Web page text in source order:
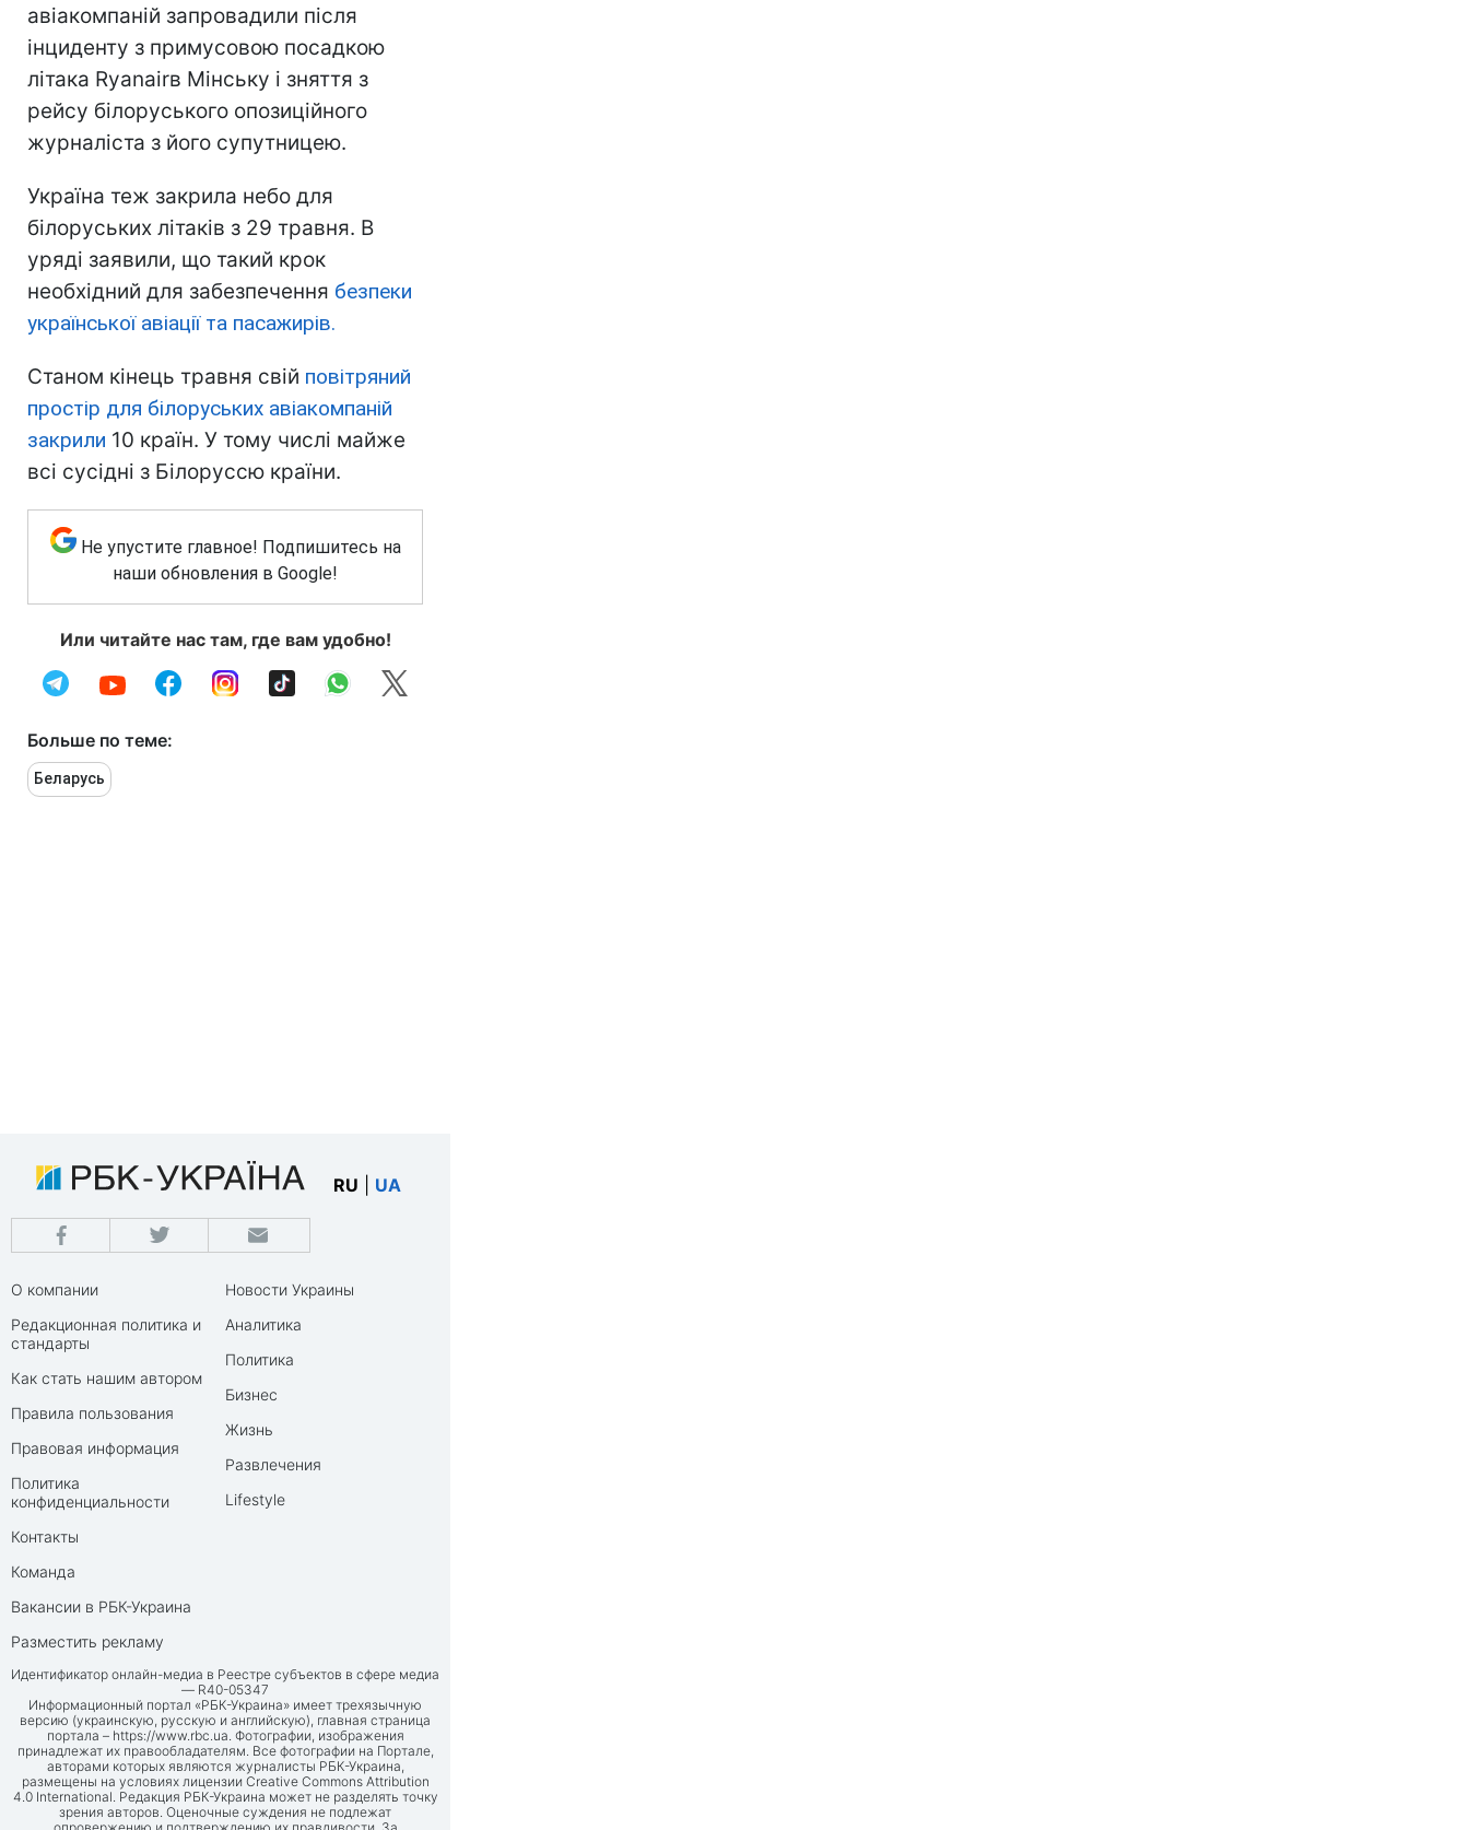
авіакомпаній запровадили після
інциденту з примусовою посадкою
літака Ryanairв Мінську і зняття з
рейсу білоруського опозиційного
журналіста з його супутницею.
Україна теж закрила небо для
білоруських літаків з 29 травня. В
уряді заявили, що такий крок
необхідний для забезпечення безпеки
української авіації та пасажирів.
Станом кінець травня свій повітряний
простір для білоруських авіакомпаній
закрили 10 країн. У тому числі майже
всі сусідні з Білоруссю країни.
Не упустите главное! Подпишитесь на
наши обновления в Google!
Или читайте нас там, где вам удобно!
Больше по теме:
Беларусь
RU UA
О компании
Редакционная политика и
стандарты
Как стать нашим автором
Правила пользования
Правовая информация
Политика
конфиденциальности
Контакты
Команда
Вакансии в РБК-Украина
Разместить рекламу
Новости Украины
Аналитика
Политика
Бизнес
Жизнь
Развлечения
Lifestyle
Идентификатор онлайн-медиа в Реестре субъектов в сфере медиа
— R40-05347
Информационный портал «РБК-Украина» имеет трехязычную
версию (украинскую, русскую и английскую), главная страница
портала – https://www.rbc.ua. Фотографии, изображения
принадлежат их правообладателям. Все фотографии на Портале,
авторами которых являются журналисты РБК-Украина,
размещены на условиях лицензии Creative Commons Attribution
4.0 International. Редакция РБК-Украина может не разделять точку
зрения авторов. Оценочные суждения не подлежат